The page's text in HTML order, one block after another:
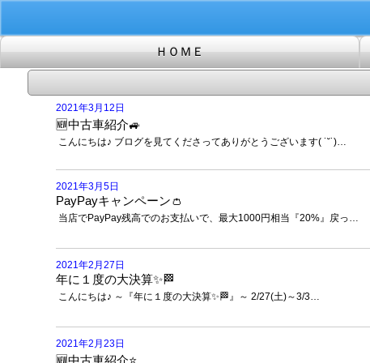
2021年3月12日
🆕中古車紹介🚙
こんにちは♪ ブログを見てくださってありがとうございます( ˙˘˙)…
2021年3月5日
PayPayキャンペーン👛
当店でPayPay残高でのお支払いで、最大1000円相当『20%』戻っ…
2021年2月27日
年に１度の大決算✨🏁
こんにちは♪ ～『年に１度の大決算✨🏁』～ 2/27(土)～3/3…
2021年2月23日